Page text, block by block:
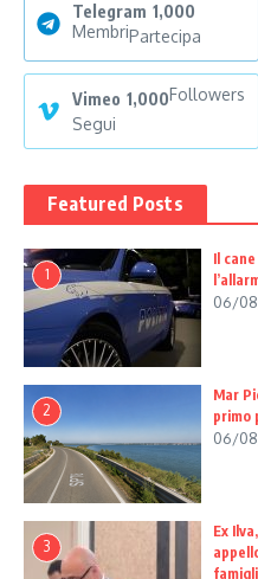
Telegram 1,000
MembriPartecipa
Vimeo 1,000Followers
Segui
Featured Posts
1
Il
06/
2
Mar
primo
06/
3
Ex